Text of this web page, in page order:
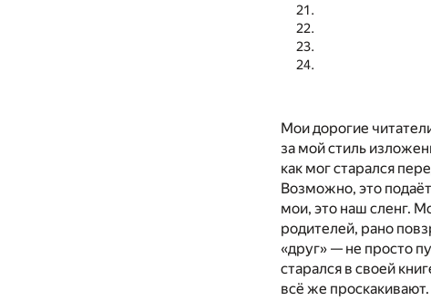
Мои дорогие
за мой стиль
как мог старался
Возможно, это
мои, это наш сленг.
родителей, рано
«друг» — не просто
старался в своей
всё же